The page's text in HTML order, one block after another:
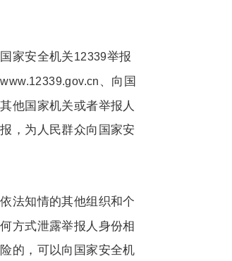
家安全机关12339举报
www.12339.gov.cn 、向国
他国家机关或者举报人
，为人民群众向国家安
法知情的其他组织和个
方式泄露举报人身份相
的，可以向国家安全机